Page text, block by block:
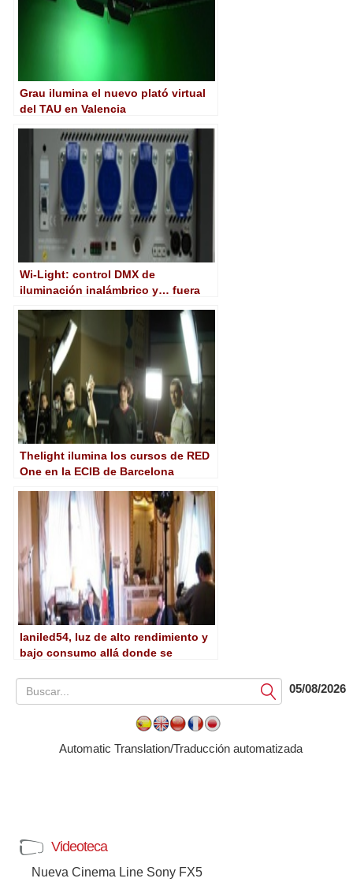
Grau ilumina el nuevo plató virtual
del TAU en Valencia
Wi-Light: control DMX de
iluminación inalámbrico y… fuera
Thelight ilumina los cursos de RED
One en la ECIB de Barcelona
Ianiled54, luz de alto rendimiento y
bajo consumo allá donde se
Submit05/08/2026
Automatic Translation/Traducción automatizada
Videoteca
Nueva Cinema Line Sony FX5